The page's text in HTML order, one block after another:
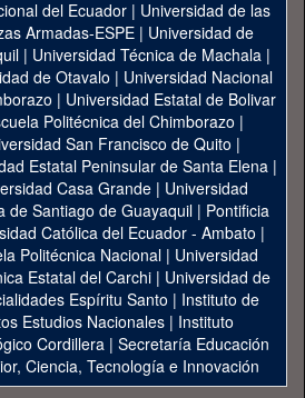
del Ecuador | Universidad de las
Armadas-ESPE | Universidad de
| Universidad Técnica de Machala|
de Otavalo | Universidad Nacional
| Universidad Estatal de Bolivar
Politécnica del Chimborazo |
San Francisco de Quito |
Estatal Peninsular de Santa Elena|
Casa Grande | Universidad
de Santiago de Guayaquil| Pontificia
Católica del Ecuador - Ambato |
Politécnica Nacional| Universidad
Estatal del Carchi| Universidad de
Espíritu Santo | Instituto de
Estudios Nacionales | Instituto
Cordillera | Secretaría Educación
Ciencia, Tecnología e Innovación